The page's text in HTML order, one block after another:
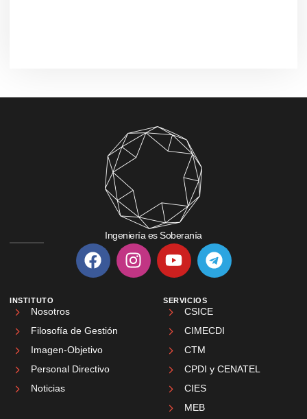
Ingeniería es Soberanía
INSTITUTO
Nosotros
Filosofía de Gestión
Imagen-Objetivo
Personal Directivo
Noticias
SERVICIOS
CSICE
CIMECDI
CTM
CPDI y CENATEL
CIES
MEB